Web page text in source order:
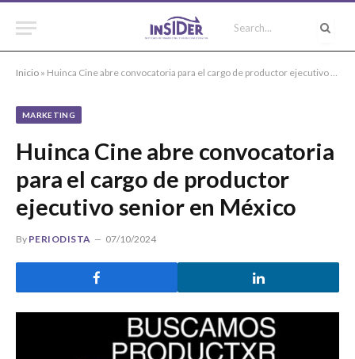
Inicio » Huinca Cine abre convocatoria para el cargo de productor ejecutivo senior en México
MARKETING
Huinca Cine abre convocatoria
para el cargo de productor
ejecutivo senior en México
By PERIODISTA 07/10/2024